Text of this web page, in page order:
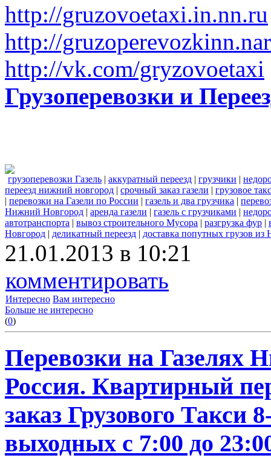
http://gruzovoetaxi.in.nn.ru
http://
http://vk.com/gryzovoetaxi
Грузоперевозки и
грузоперевозки Газель | аккуратный переезд | грузчики |
переезд нижний новгород | срочный заказ газели | грузовое
| перевозки на Газели по России | газель и два грузчика |
Нижний Новгород | аренда газели | газель с грузчиками |
автотранспорта | вывоз строительного Мусора | разгрузка фур |
Новгород | деликатный переезд | доставка попутных грузов
21.01.2013 в 10:21
комментировать
Интересно Вам интересно
Больше не интересно
(0)
Перевозки на Газелях
Россия. Квартирный
заказ Грузового Такси
выходных c 7:00 до